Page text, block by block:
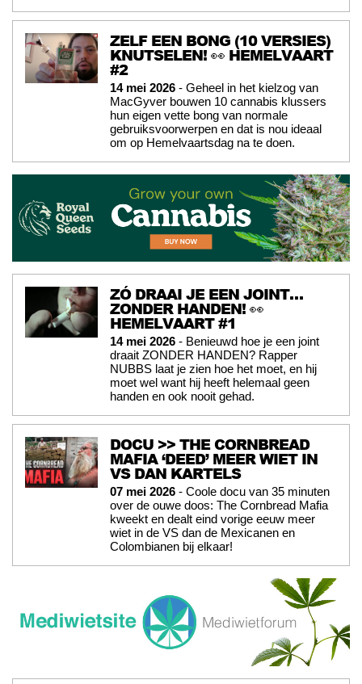
ZELF EEN BONG (10 VERSIES)
KNUTSELEN! 👀 HEMELVAART
#2
14 mei 2026 - Geheel in het kielzog van
MacGyver bouwen 10 cannabis klussers
hun eigen vette bong van normale
gebruiksvoorwerpen en dat is nou ideaal
om op Hemelvaartsdag na te doen.
ZÓ DRAAI JE EEN JOINT…
ZONDER HANDEN! 👀
HEMELVAART #1
14 mei 2026 - Benieuwd hoe je een joint
draait ZONDER HANDEN? Rapper
NUBBS laat je zien hoe het moet, en hij
moet wel want hij heeft helemaal geen
handen en ook nooit gehad.
DOCU >> THE CORNBREAD
MAFIA ‘DEED’ MEER WIET IN
VS DAN KARTELS
07 mei 2026 - Coole docu van 35 minuten
over de ouwe doos: The Cornbread Mafia
kweekt en dealt eind vorige eeuw meer
wiet in de VS dan de Mexicanen en
Colombianen bij elkaar!